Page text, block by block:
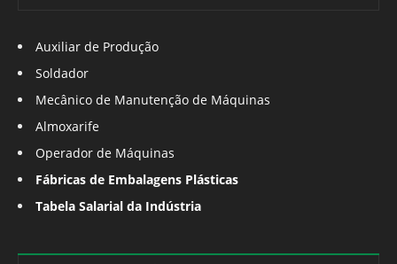
Auxiliar de Produção
Soldador
Mecânico de Manutenção de Máquinas
Almoxarife
Operador de Máquinas
Fábricas de Embalagens Plásticas
Tabela Salarial da Indústria